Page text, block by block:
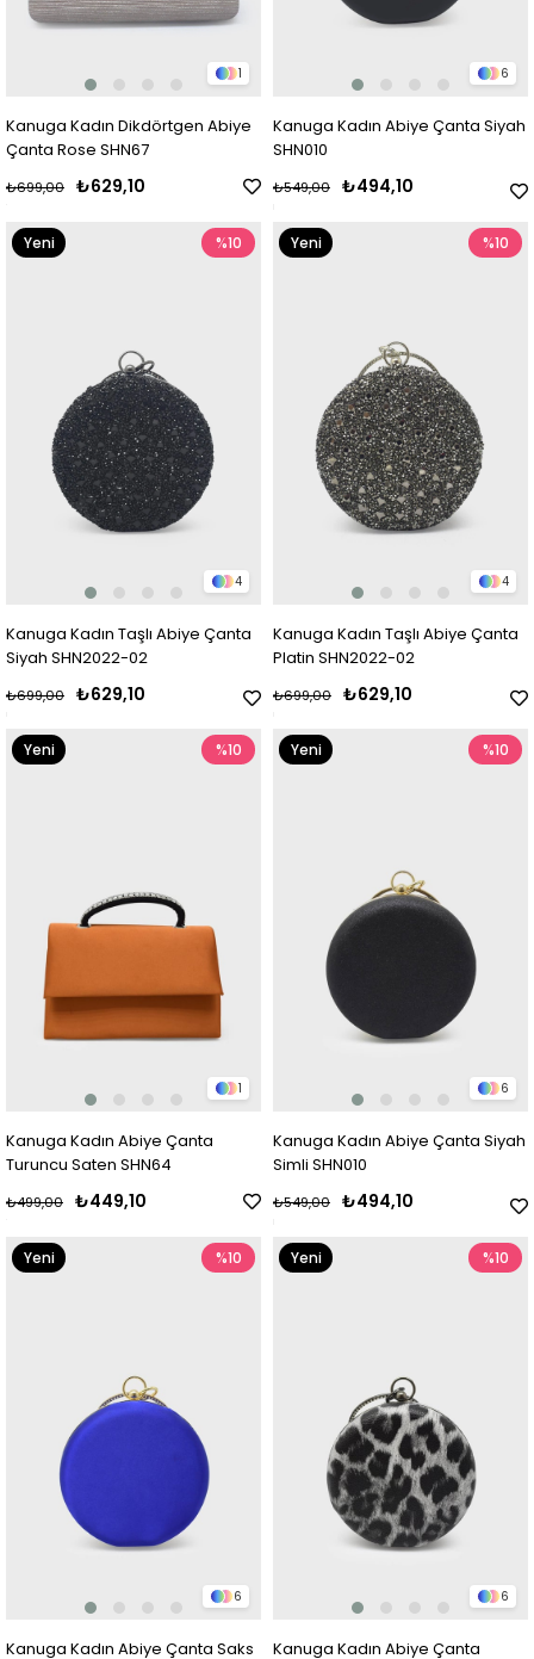
1
Kanuga Kadın Dikdörtgen Abiye
Çanta Rose SHN67
₺629,10
₺699,00
6
Kanuga Kadın Abiye Çanta Siyah
SHN010
₺494,10
₺549,00
4
Kanuga Kadın Taşlı Abiye Çanta
Siyah SHN2022-02
₺629,10
₺699,00
%10
Yeni
4
Kanuga Kadın Taşlı Abiye Çanta
Platin SHN2022-02
₺629,10
₺699,00
%10
Yeni
1
Kanuga Kadın Abiye Çanta
Turuncu Saten SHN64
₺449,10
₺499,00
%10
Yeni
6
Kanuga Kadın Abiye Çanta Siyah
Simli SHN010
₺494,10
₺549,00
%10
Yeni
6
Kanuga Kadın Abiye Çanta Saks
%10
Yeni
6
Kanuga Kadın Abiye Çanta
%10
Yeni